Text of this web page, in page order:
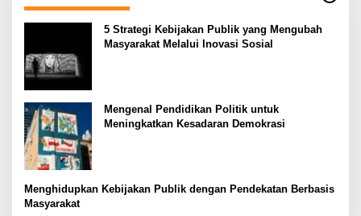
5 Strategi Kebijakan Publik yang Mengubah
Masyarakat Melalui Inovasi Sosial
Mengenal Pendidikan Politik untuk
Meningkatkan Kesadaran Demokrasi
Menghidupkan Kebijakan Publik dengan Pendekatan Berbasis
Masyarakat